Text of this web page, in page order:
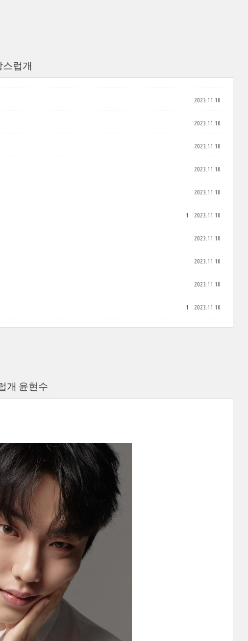
스럽개
2023.11.10
2023.11.10
2023.11.10
2023.11.10
2023.11.10
2023.11.10
1
2023.11.10
2023.11.10
2023.11.10
2023.11.10
1
개 윤현수